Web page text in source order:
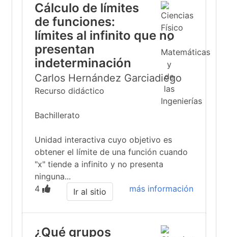
Cálculo de límites
de funciones:
límites al infinito que no
presentan
indeterminación
Carlos Hernández Garciadiego
Recurso didáctico
Bachillerato
Unidad interactiva cuyo objetivo es
obtener el límite de una función cuando
"x" tiende a infinito y no presenta
ninguna...
4
más información
Ir al sitio
¿Qué grupos